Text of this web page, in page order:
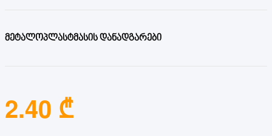
მეტალოპლასტმასის დანადგარები
2.40 ₾